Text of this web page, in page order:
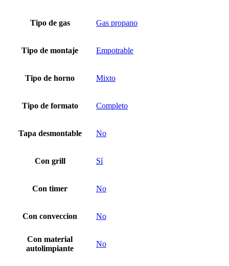
Tipo de gas Gas propano
Tipo de montaje Empotrable
Tipo de horno Mixto
Tipo de formato Completo
Tapa desmontable No
Con grill Sí
Con timer No
Con conveccion No
Con material
autolimpiante
No